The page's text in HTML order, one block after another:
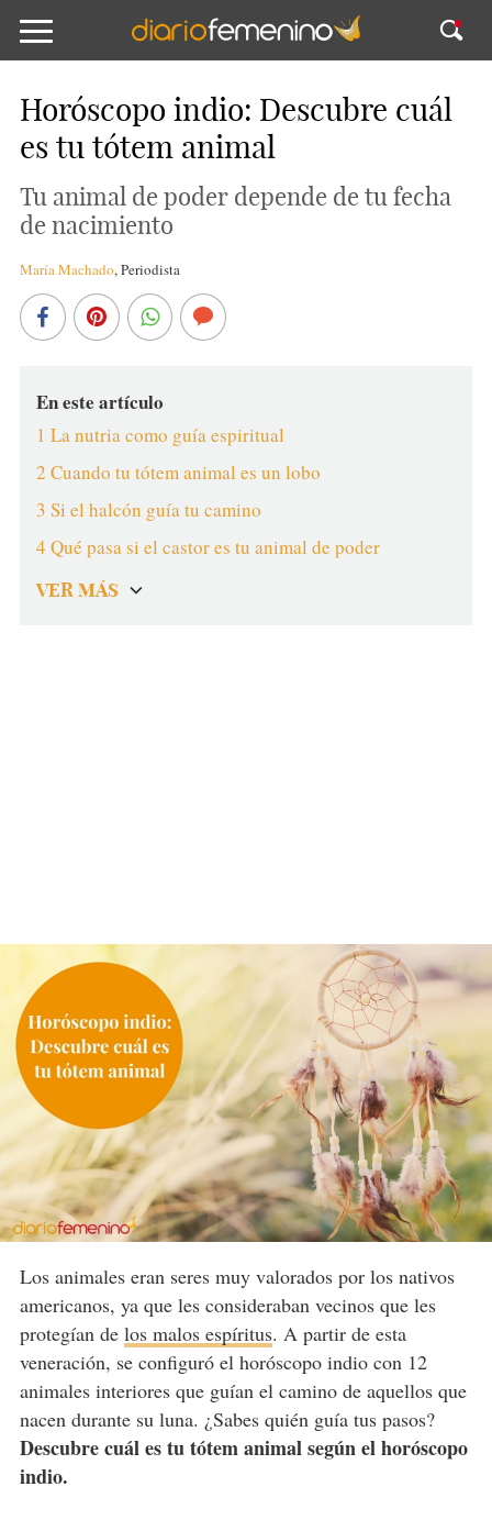
Horóscopo indio: Descubre cuál
es tu tótem animal
Tu animal de poder depende de tu fecha
de nacimiento
María Machado,Periodista
En este artículo
1 La nutria como guía espiritual
2 Cuando tu tótem animal es un lobo
3 Si el halcón guía tu camino
4 Qué pasa si el castor es tu animal de poder
Los animales eran seres muy valorados por los nativos
americanos, ya que les consideraban vecinos que les
protegían de los malos espíritus. A partir de esta
veneración, se configuró el horóscopo indio con 12
animales interiores que guían el camino de aquellos que
nacen durante su luna. ¿Sabes quién guía tus pasos?
Descubre cuál es tu tótem animal según el horóscopo
indio.